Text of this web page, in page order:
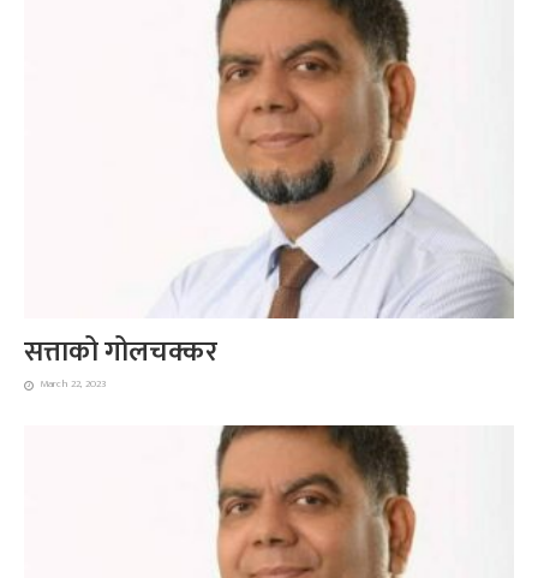
सत्ताको गोलचक्कर
March 22, 2023